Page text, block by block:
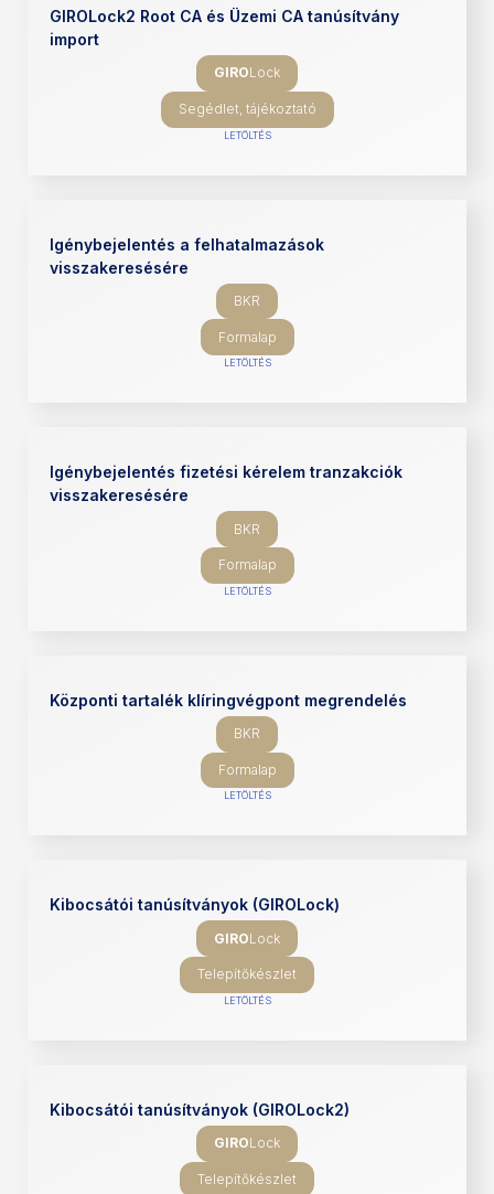
GIROLock2 Root CA és Üzemi CA tanúsítvány
import
GIROLock
Segédlet, tájékoztató
LETÖLTÉS
Igénybejelentés a felhatalmazások
visszakeresésére
BKR
Formalap
LETÖLTÉS
Igénybejelentés fizetési kérelem tranzakciók
visszakeresésére
BKR
Formalap
LETÖLTÉS
Központi tartalék klíringvégpont megrendelés
BKR
Formalap
LETÖLTÉS
Kibocsátói tanúsítványok (GIROLock)
GIROLock
Telepítőkészlet
LETÖLTÉS
Kibocsátói tanúsítványok (GIROLock2)
GIROLock
Telepítőkészlet